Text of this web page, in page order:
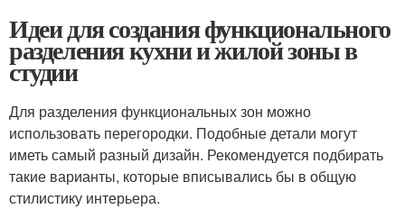
Идеи для создания функционального
разделения кухни и жилой зоны в
студии
Для разделения функциональных зон можно
использовать перегородки. Подобные детали могут
иметь самый разный дизайн. Рекомендуется подбирать
такие варианты, которые вписывались бы в общую
стилистику интерьера.